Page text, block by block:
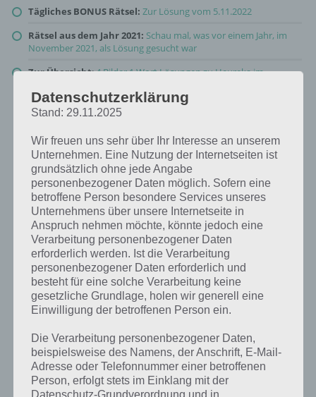
Tägliches BONUS Rätsel: Zur Lösung vom 5.11.2022
Rätsel aus dem Jahr 2021: Schau mal, was vor einem Jahr, im
November 2021, als Lösung gesucht war
Zur Übersicht:4 Bilder 1 Wort Lösungen zu Heureka im
Datenschutzerklärung
Stand: 29.11.2025
Wir freuen uns sehr über Ihr Interesse an unserem
Unternehmen. Eine Nutzung der Internetseiten ist
grundsätzlich ohne jede Angabe
personenbezogener Daten möglich. Sofern eine
betroffene Person besondere Services unseres
Unternehmens über unsere Internetseite in
Anspruch nehmen möchte, könnte jedoch eine
Verarbeitung personenbezogener Daten
erforderlich werden. Ist die Verarbeitung
personenbezogener Daten erforderlich und
besteht für eine solche Verarbeitung keine
gesetzliche Grundlage, holen wir generell eine
Einwilligung der betroffenen Person ein.
Die Verarbeitung personenbezogener Daten,
beispielsweise des Namens, der Anschrift, E-Mail-
Adresse oder Telefonnummer einer betroffenen
Person, erfolgt stets im Einklang mit der
Datenschutz-Grundverordnung und in